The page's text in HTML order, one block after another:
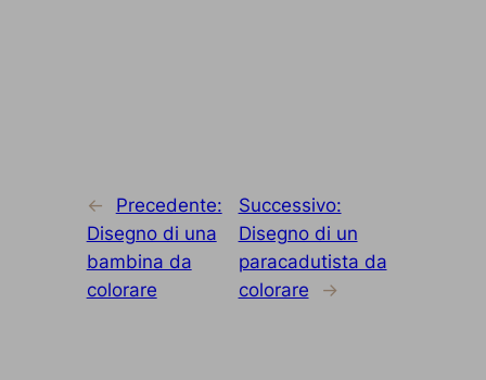
←
Precedente:
Disegno di una
bambina da
colorare
Successivo:
Disegno di un
paracadutista da
colorare
→